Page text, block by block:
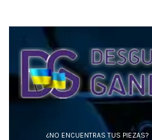
¿NO ENCUENTRAS TUS PIEZAS?